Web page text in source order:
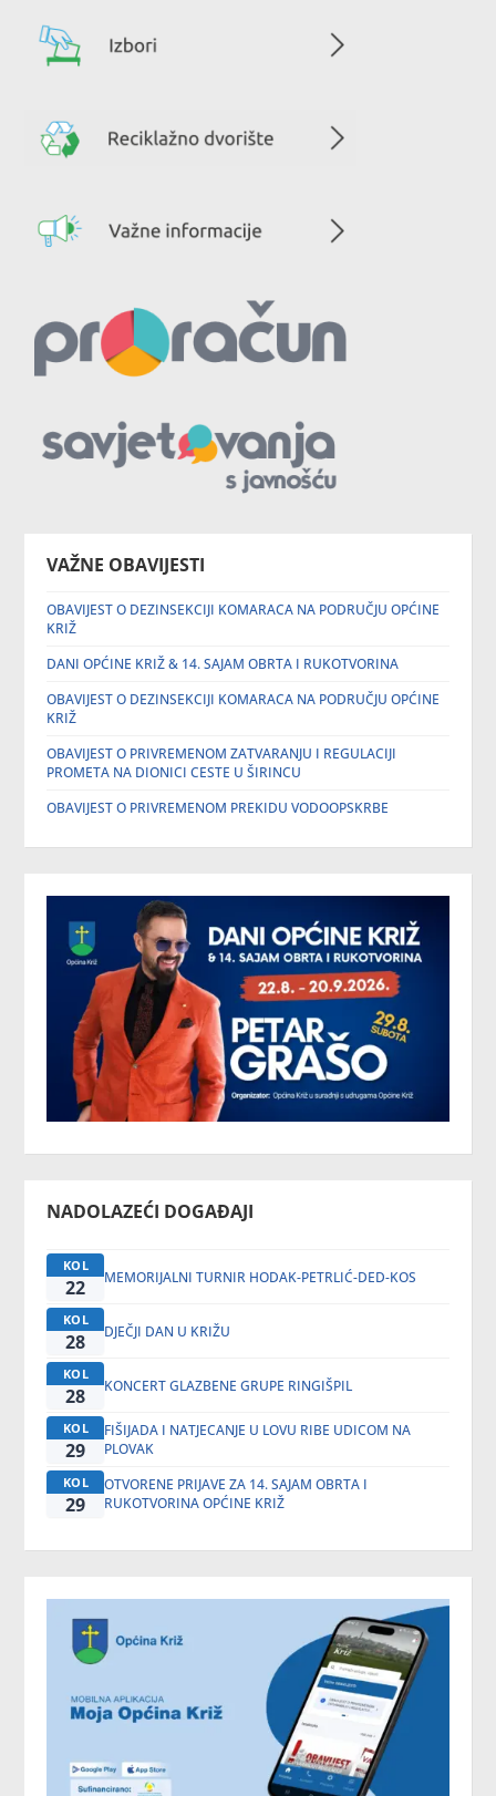
VAŽNE OBAVIJESTI
OBAVIJEST O DEZINSEKCIJI KOMARACA NA PODRUČJU OPĆINE
KRIŽ
DANI OPĆINE KRIŽ & 14. SAJAM OBRTA I RUKOTVORINA
OBAVIJEST O DEZINSEKCIJI KOMARACA NA PODRUČJU OPĆINE
KRIŽ
OBAVIJEST O PRIVREMENOM ZATVARANJU I REGULACIJI
PROMETA NA DIONICI CESTE U ŠIRINCU
OBAVIJEST O PRIVREMENOM PREKIDU VODOOPSKRBE
NADOLAZEĆI DOGAĐAJI
KOL
22 MEMORIJALNI TURNIR HODAK-PETRLIĆ-DED-KOS
KOL
28 DJEČJI DAN U KRIŽU
KOL
28 KONCERT GLAZBENE GRUPE RINGIŠPIL
KOL
29
FIŠIJADA I NATJECANJE U LOVU RIBE UDICOM NA
PLOVAK
KOL
29
OTVORENE PRIJAVE ZA 14. SAJAM OBRTA I
RUKOTVORINA OPĆINE KRIŽ